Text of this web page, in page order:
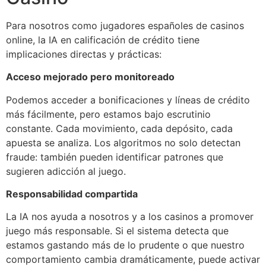
Para nosotros como jugadores españoles de casinos
online, la IA en calificación de crédito tiene
implicaciones directas y prácticas:
Acceso mejorado pero monitoreado
Podemos acceder a bonificaciones y líneas de crédito
más fácilmente, pero estamos bajo escrutinio
constante. Cada movimiento, cada depósito, cada
apuesta se analiza. Los algoritmos no solo detectan
fraude: también pueden identificar patrones que
sugieren adicción al juego.
Responsabilidad compartida
La IA nos ayuda a nosotros y a los casinos a promover
juego más responsable. Si el sistema detecta que
estamos gastando más de lo prudente o que nuestro
comportamiento cambia dramáticamente, puede activar